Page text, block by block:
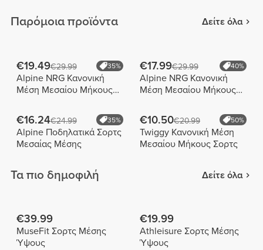
Παρόμοια προϊόντα Δείτε όλα
€19.49€29.99 35%
Alpine NRG Κανονική
Μέση Μεσαίου Μήκους
€17.99€29.99 40%
Alpine NRG Κανονική
Μέση Μεσαίου Μήκους
€16.24€24.99 35%
Alpine Ποδηλατικά Σορτς
Μεσαίας Μέσης
€10.50€20.99 50%
Twiggy Κανονική Μέση
Μεσαίου Μήκους Σορτς
Τα πιο δημοφιλή Δείτε όλα
€39.99
MuseFit Σορτς Μέσης
Ύψους
€19.99
Athleisure Σορτς Μέσης
Ύψους